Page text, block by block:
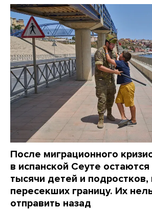
После миграционного
в испанской Сеуте
тысячи детей и подростков,
пересекших границу. Их
отправить назад